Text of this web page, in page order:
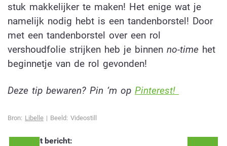
stuk makkelijker te maken! Het enige wat je
namelijk nodig hebt is een tandenborstel! Door
met een tandenborstel over een rol
vershoudfolie strijken heb je binnen no-time het
beginnetje van de rol gevonden!
Deze tip bewaren? Pin ‘m op Pinterest!
Bron: Libelle | Beeld: Videostill
Deel dit bericht: